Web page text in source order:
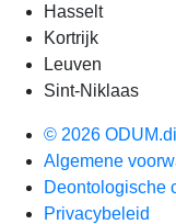
Hasselt
Kortrijk
Leuven
Sint-Niklaas
© 2026
Algemene
Deontologische
Privacybeleid